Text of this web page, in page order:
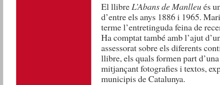
El llibreL’Abans de Manlleués
d’entre els anys 1886 i 1965.
terme l’entretinguda feina de
Ha comptat també amb l’ajut
assessorat sobre els diferents
llibre, els quals formen part
mitjançant fotografies i textos,
municipis de Catalunya.